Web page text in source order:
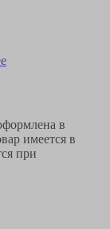
в
имеется в
при